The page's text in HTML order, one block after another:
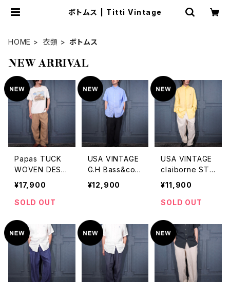
ボトムス | Titti Vintage
HOME 衣類 ボトムス
NEW ARRIVAL
Papas TUCK
WOVEN DESIG
N LINEN SLAC
KS PANTS/パ
パスタック織デ
ックスパンツ
¥17,900
SOLD OUT
USA VINTAGE
G.H Bass&co
COTTON LINE
N EASY WIDE
ネンイージーワ
イドパンツ
¥12,900
USA VINTAGE
claiborne STR
IPE PATTERNE
D TUCK DESIG
N WIDE SLACK
リカ古着ストライ
プ柄タックデザ
インワイドスラッ
クスパンツ
¥11,900
SOLD OUT